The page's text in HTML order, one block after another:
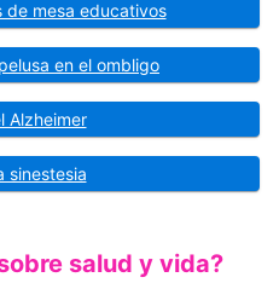
de mesa educativos
en el ombligo
Alzheimer
sinestesia
salud y vida?